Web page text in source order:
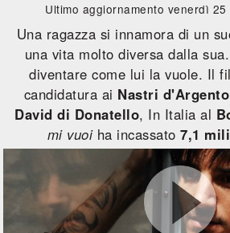
Ultimo aggiornamento venerdì 25
Una ragazza si innamora di un
una vita molto diversa dalla
diventare come lui la vuole. Il
candidatura ai Nastri d'Argento
David di Donatello, In Italia al
mi vuoiha incassato7,1